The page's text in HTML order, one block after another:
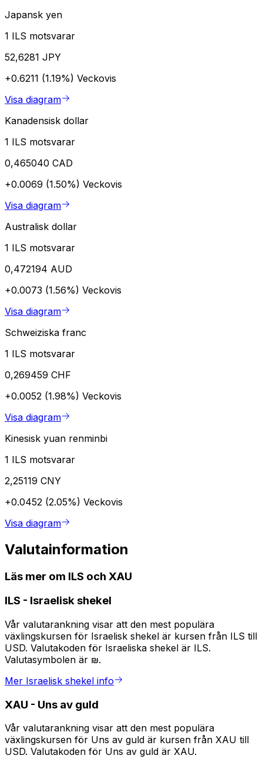
Japansk yen
1 ILS motsvarar
52,6281 JPY
+0.6211 (1.19%) Veckovis
Visa diagram
Kanadensisk dollar
1 ILS motsvarar
0,465040 CAD
+0.0069 (1.50%) Veckovis
Visa diagram
Australisk dollar
1 ILS motsvarar
0,472194 AUD
+0.0073 (1.56%) Veckovis
Visa diagram
Schweiziska franc
1 ILS motsvarar
0,269459 CHF
+0.0052 (1.98%) Veckovis
Visa diagram
Kinesisk yuan renminbi
1 ILS motsvarar
2,25119 CNY
+0.0452 (2.05%) Veckovis
Visa diagram
Valutainformation
Läs mer om ILS och XAU
ILS - Israelisk shekel
Vår valutarankning visar att den mest populära
växlingskursen för Israelisk shekel är kursen från ILS till
USD. Valutakoden för Israeliska shekel är ILS.
Valutasymbolen är ₪.
Mer Israelisk shekel info
XAU - Uns av guld
Vår valutarankning visar att den mest populära
växlingskursen för Uns av guld är kursen från XAU till
USD. Valutakoden för Uns av guld är XAU.